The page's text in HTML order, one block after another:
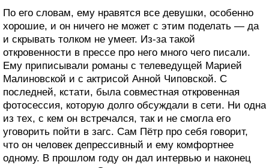
По его словам, ему нравятся все девушки, особенно
хорошие, и он ничего не может с этим поделать — да
и скрывать толком не умеет. Из-за такой
откровенности в прессе про него много чего писали.
Ему приписывали романы с телеведущей Марией
Малиновской и с актрисой Анной Чиповской. С
последней, кстати, была совместная откровенная
фотосессия, которую долго обсуждали в сети. Ни одна
из тех, с кем он встречался, так и не смогла его
уговорить пойти в загс. Сам Пётр про себя говорит,
что он человек депрессивный и ему комфортнее
одному. В прошлом году он дал интервью и наконец